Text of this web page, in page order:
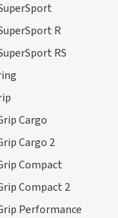
R
RS
Cargo
Cargo 2
Compact
Compact 2
Performance